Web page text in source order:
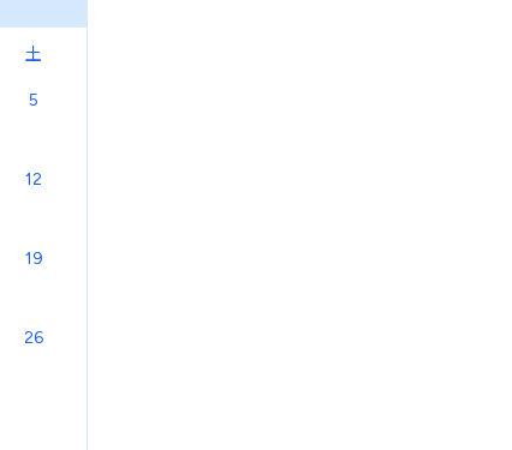
土
5
12
19
26